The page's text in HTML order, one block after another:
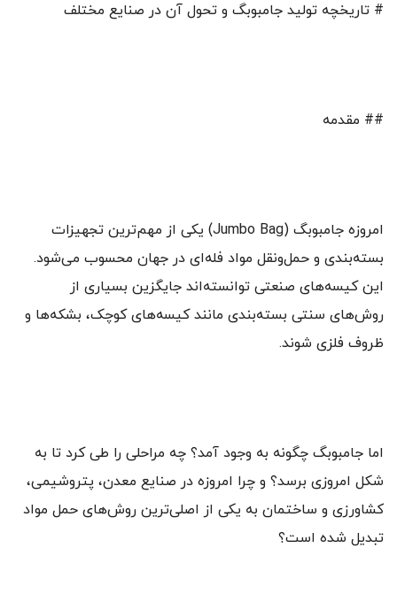
# تاریخچه تولید جامبوبگ و تحول آن در صنایع مختلف
## مقدمه
امروزه جامبوبگ (Jumbo Bag) یکی از مهم‌ترین تجهیزات
بسته‌بندی و حمل‌ونقل مواد فله‌ای در جهان محسوب می‌شود.
این کیسه‌های صنعتی توانسته‌اند جایگزین بسیاری از
روش‌های سنتی بسته‌بندی مانند کیسه‌های کوچک، بشکه‌ها و
ظروف فلزی شوند.
اما جامبوبگ چگونه به وجود آمد؟ چه مراحلی را طی کرد تا به
شکل امروزی برسد؟ و چرا امروزه در صنایع معدن، پتروشیمی،
کشاورزی و ساختمان به یکی از اصلی‌ترین روش‌های حمل مواد
تبدیل شده است؟